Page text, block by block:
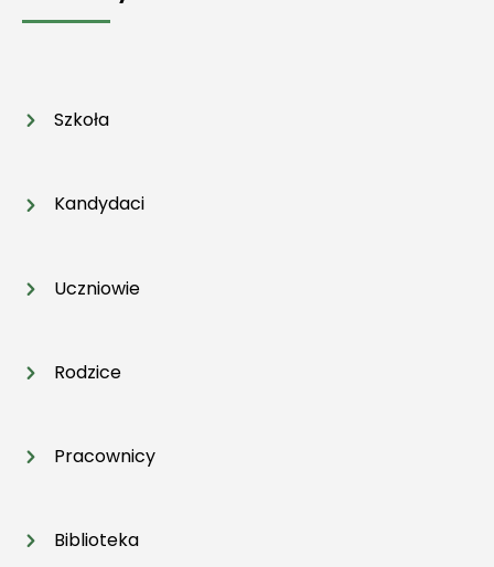
Szkoła
Kandydaci
Uczniowie
Rodzice
Pracownicy
Biblioteka